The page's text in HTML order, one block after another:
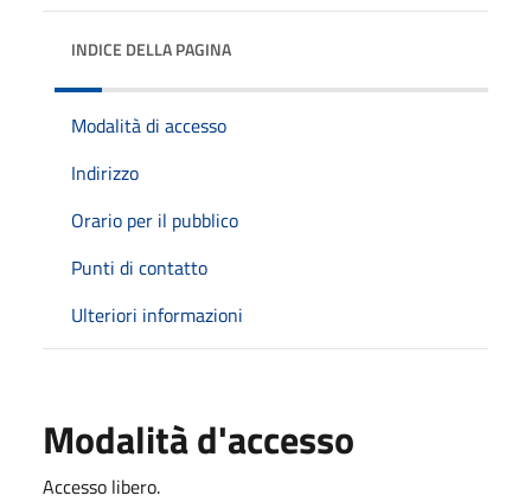
INDICE DELLA PAGINA
Modalità di accesso
Indirizzo
Orario per il pubblico
Punti di contatto
Ulteriori informazioni
Modalità d'accesso
Accesso libero.